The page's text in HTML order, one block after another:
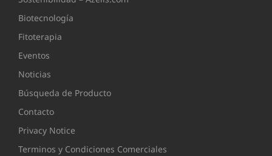
Biotecnología
Fitoterapia
Eventos
Noticias
Búsqueda de Producto
Contacto
Privacy Notice
Terminos y Condiciones Comerciales